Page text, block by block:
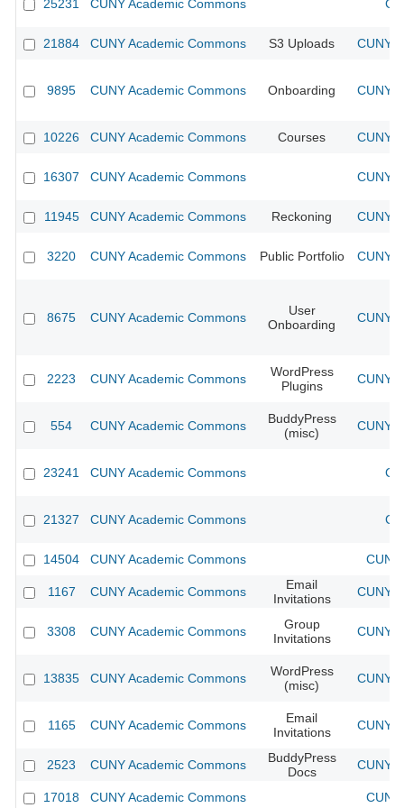
25231 CUNY Academic Commons
21884 CUNY Academic Commons S3 Uploads CUNY
9895 CUNY Academic Commons Onboarding CUNY
10226 CUNY Academic Commons Courses CUNY
16307 CUNY Academic Commons CUNY
11945 CUNY Academic Commons Reckoning CUNY
3220 CUNY Academic Commons Public Portfolio CUNY
8675 CUNY Academic Commons
User
Onboarding
CUNY
2223 CUNY Academic Commons
WordPress
Plugins
CUNY
554 CUNY Academic Commons
BuddyPress
(misc)
CUNY
23241 CUNY Academic Commons
21327 CUNY Academic Commons
14504 CUNY Academic Commons
1167 CUNY Academic Commons
Email
Invitations
CUNY
3308 CUNY Academic Commons
Group
Invitations
CUNY
13835 CUNY Academic Commons
WordPress
(misc)
CUNY
1165 CUNY Academic Commons
Email
Invitations
CUNY
2523 CUNY Academic Commons
BuddyPress
Docs
CUNY
17018 CUNY Academic Commons